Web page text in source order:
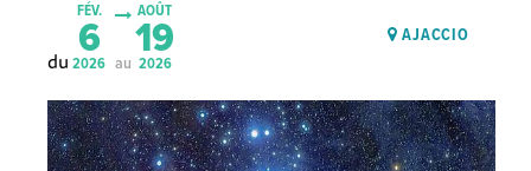
AJACCIO
du
FÉV.
6
2026 au
AOÛT
19
2026